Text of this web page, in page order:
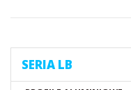
SERIA LB